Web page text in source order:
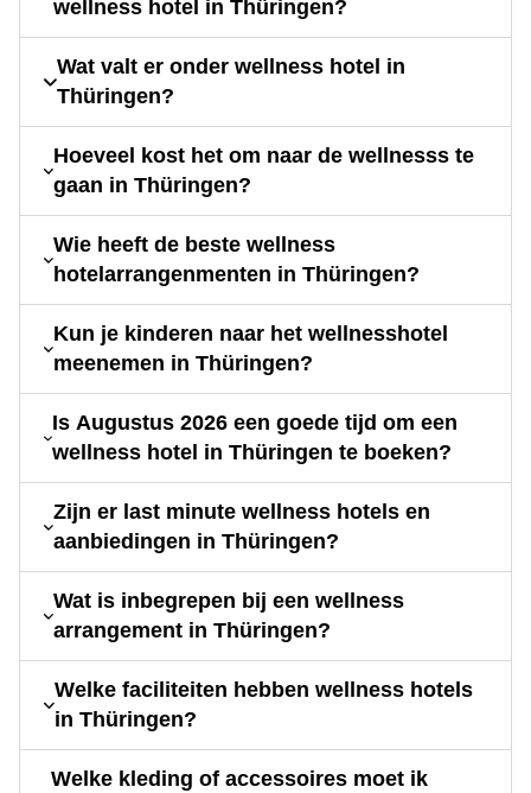
wellness hotel in Thüringen?
Wat valt er onder wellness hotel in
Thüringen?
Hoeveel kost het om naar de wellnesss te
gaan in Thüringen?
Wie heeft de beste wellness
hotelarrangenmenten in Thüringen?
Kun je kinderen naar het wellnesshotel
meenemen in Thüringen?
Is Augustus 2026 een goede tijd om een
wellness hotel in Thüringen te boeken?
Zijn er last minute wellness hotels en
aanbiedingen in Thüringen?
Wat is inbegrepen bij een wellness
arrangement in Thüringen?
Welke faciliteiten hebben wellness hotels
in Thüringen?
Welke kleding of accessoires moet ik